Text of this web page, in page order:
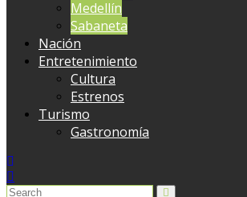
Medellín
Sabaneta
Nación
Entretenimiento
Cultura
Estrenos
Turismo
Gastronomía